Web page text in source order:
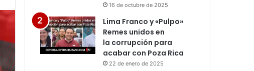
16 de octubre de 2025
Lima Franco y «Pulpo»
Remes unidos en
la corrupción para
acabar con Poza Rica
22 de enero de 2025